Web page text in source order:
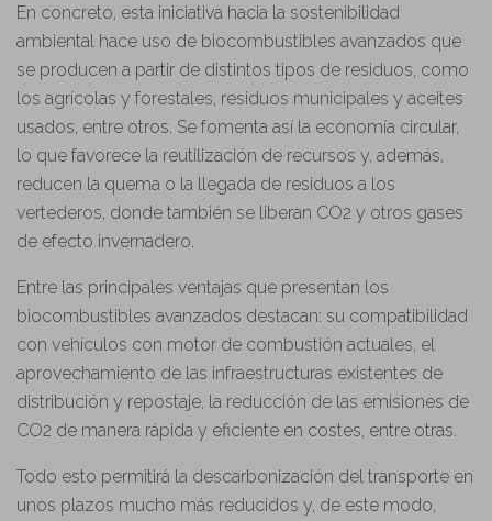
En concreto, esta iniciativa hacia la sostenibilidad
ambiental hace uso de biocombustibles avanzados que
se producen a partir de distintos tipos de residuos, como
los agrícolas y forestales, residuos municipales y aceites
usados, entre otros. Se fomenta así la economía circular,
lo que favorece la reutilización de recursos y, además,
reducen la quema o la llegada de residuos a los
vertederos, donde también se liberan CO2 y otros gases
de efecto invernadero.
Entre las principales ventajas que presentan los
biocombustibles avanzados destacan: su compatibilidad
con vehículos con motor de combustión actuales, el
aprovechamiento de las infraestructuras existentes de
distribución y repostaje, la reducción de las emisiones de
CO2 de manera rápida y eficiente en costes, entre otras.
Todo esto permitirá la descarbonización del transporte en
unos plazos mucho más reducidos y, de este modo,